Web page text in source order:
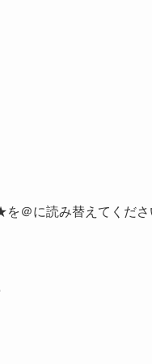
＠に読み替えてくださ